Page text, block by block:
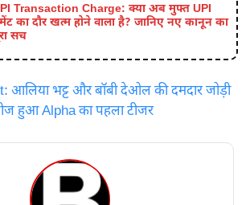
Transaction Charge: क्या अब मुफ्त UPI
का दौर खत्म होने वाला है? जानिए नए कानून का
सच
आलिया भट्ट और बॉबी देओल की दमदार जोड़ी
हुआ Alpha का पहला टीजर